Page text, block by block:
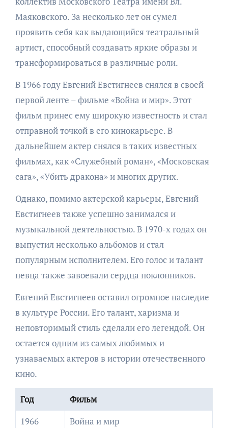
Маяковского. За несколько лет он сумел
проявить себя как выдающийся театральный
артист, способный создавать яркие образы и
трансформироваться в различные роли.
В 1966 году Евгений Евстигнеев снялся в своей
первой ленте – фильме «Война и мир». Этот
фильм принес ему широкую известность и стал
отправной точкой в его кинокарьере. В
дальнейшем актер снялся в таких известных
фильмах, как «Служебный роман», «Московская
сага», «Убить дракона» и многих других.
Однако, помимо актерской карьеры, Евгений
Евстигнеев также успешно занимался и
музыкальной деятельностью. В 1970-х годах он
выпустил несколько альбомов и стал
популярным исполнителем. Его голос и талант
певца также завоевали сердца поклонников.
Евгений Евстигнеев оставил огромное наследие
в культуре России. Его талант, харизма и
неповторимый стиль сделали его легендой. Он
остается одним из самых любимых и
узнаваемых актеров в истории отечественного
кино.
Год
Фильм
1966
Война и мир